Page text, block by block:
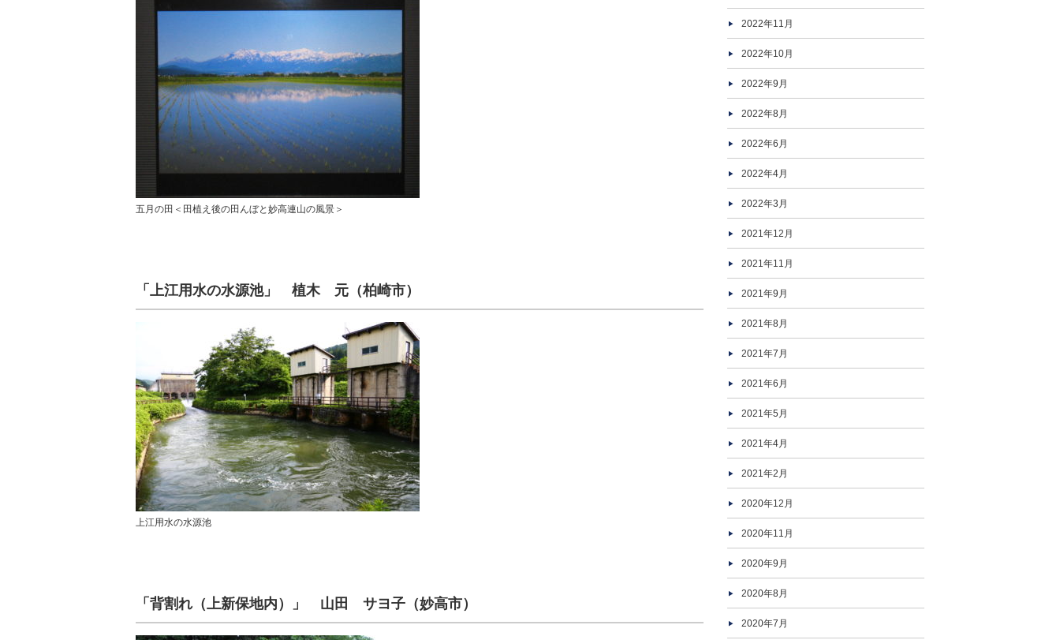
五月の田＜田植え後の田んぼと妙高連山の風景＞
「上江用水の水源池」 植木 元（柏崎市）
上江用水の水源池
「背割れ（上新保地内）」 山田 サヨ子（妙高市）
2022年11月
2022年10月
2022年9月
2022年8月
2022年6月
2022年4月
2022年3月
2021年12月
2021年11月
2021年9月
2021年8月
2021年7月
2021年6月
2021年5月
2021年4月
2021年2月
2020年12月
2020年11月
2020年9月
2020年8月
2020年7月